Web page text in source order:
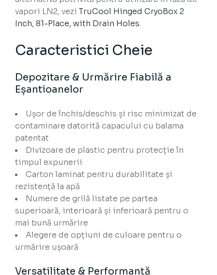
vapori LN2, veziTruCool Hinged CryoBox 2
Inch, 81-Place, with Drain Holes.
Caracteristici Cheie
Depozitare & Urmărire Fiabilă a
Eșantioanelor
Ușor de închis/deschis și risc minimizat de
contaminare datorită capacului cu balama
patentat
Divizoare de plastic pentru protecție în
timpul expunerii
Carton laminat pentru durabilitate și
rezistență la apă
Numere de grilă listate pe partea
superioară, interioară și inferioară pentru o
mai bună urmărire
Alegere de opțiuni de culoare pentru o
urmărire ușoară
Versatilitate & Performanță